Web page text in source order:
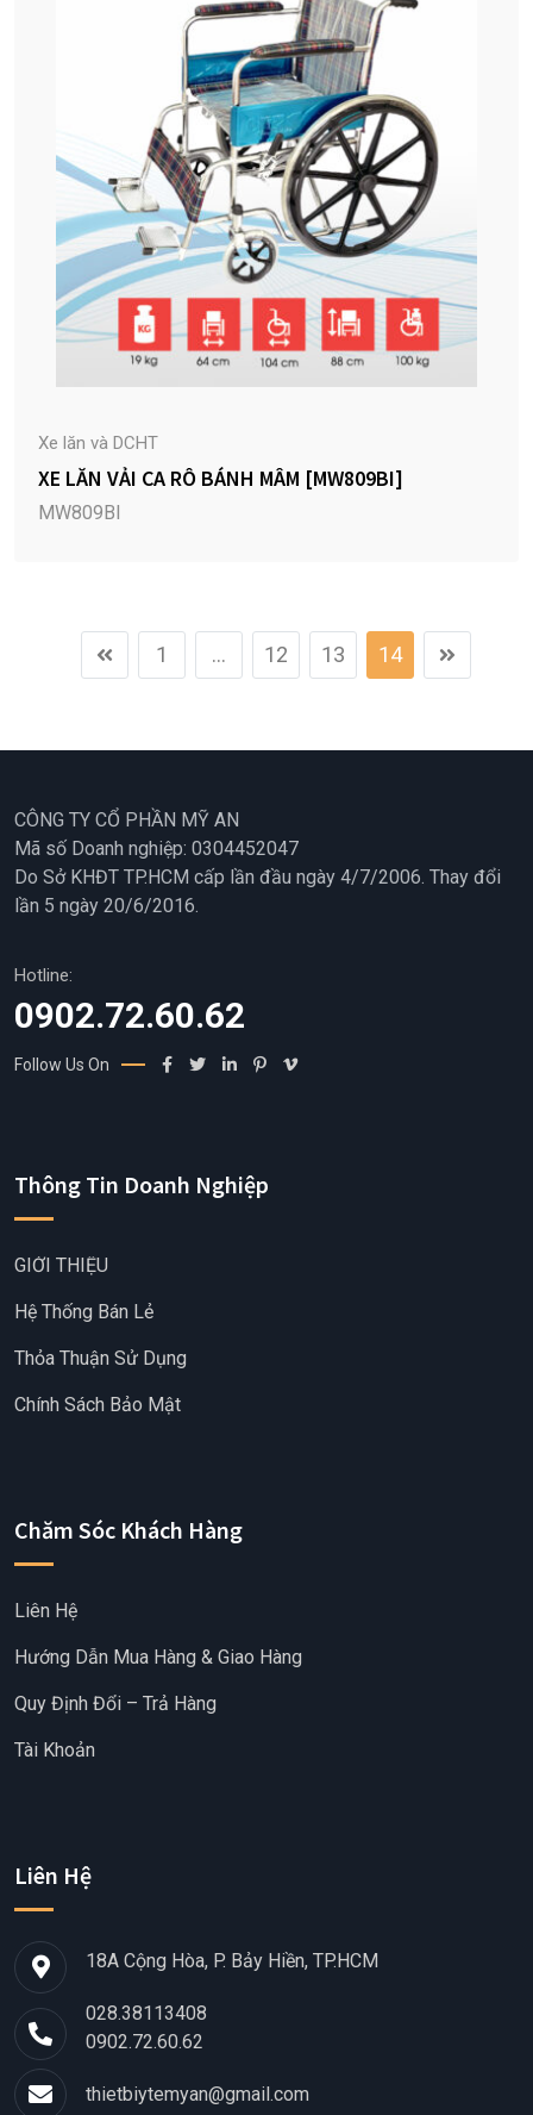
Xe lăn và DCHT
XE LĂN VẢI CA RÔ BÁNH MÂM [MW809BI]
MW809BI
1 ... 12 13 14
CÔNG TY CỔ PHẦN MỸ AN
Mã số Doanh nghiệp: 0304452047
Do Sở KHĐT TP.HCM cấp lần đầu ngày 4/7/2006. Thay đổi
lần 5 ngày 20/6/2016.
Hotline:
0902.72.60.62
Follow Us On
Thông Tin Doanh Nghiệp
GIỚI THIỆU
Hệ Thống Bán Lẻ
Thỏa Thuận Sử Dụng
Chính Sách Bảo Mật
Chăm Sóc Khách Hàng
Liên Hệ
Hướng Dẫn Mua Hàng & Giao Hàng
Quy Định Đổi – Trả Hàng
Tài Khoản
Liên Hệ
18A Cộng Hòa, P. Bảy Hiền, TP.HCM
028.38113408
0902.72.60.62
thietbiytemyan@gmail.com